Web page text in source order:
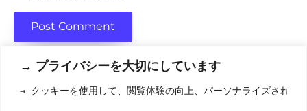
→ プライバシーを大切にしています
→ クッキーを使用して、閲覧体験の向上、パーソナライズされた